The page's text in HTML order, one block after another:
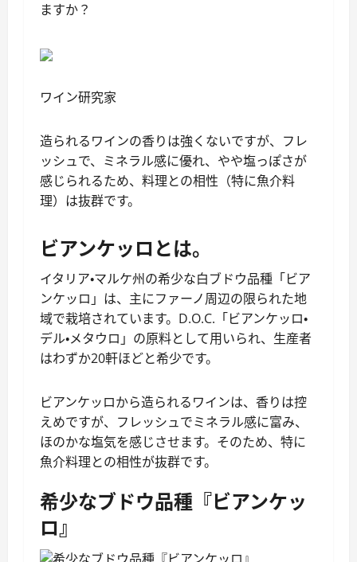
ますか？
ワイン研究家
造られるワインの香りは強くないですが、フレ
ッシュで、ミネラル感に優れ、やや塩っぽさが
感じられるため、料理との相性（特に魚介料
理）は抜群です。
ビアンケッロとは。
イタリア・マルケ州の希少な白ブドウ品種「ビア
ンケッロ」は、主にファーノ周辺の限られた地
域で栽培されています。D.O.C.「ビアンケッロ・
デル・メタウロ」の原料として用いられ、生産者
はわずか20軒ほどと希少です。
ビアンケッロから造られるワインは、香りは控
えめですが、フレッシュでミネラル感に富み、
ほのかな塩気を感じさせます。そのため、特に
魚介料理との相性が抜群です。
希少なブドウ品種『ビアンケッ
ロ』